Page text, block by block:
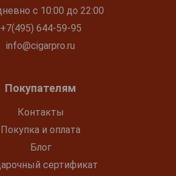
с 10:00 до 22:00
+7(495) 644-59-95
info@cigarpro.ru
Покупателям
Контакты
Покупка и оплата
Блог
сертификат